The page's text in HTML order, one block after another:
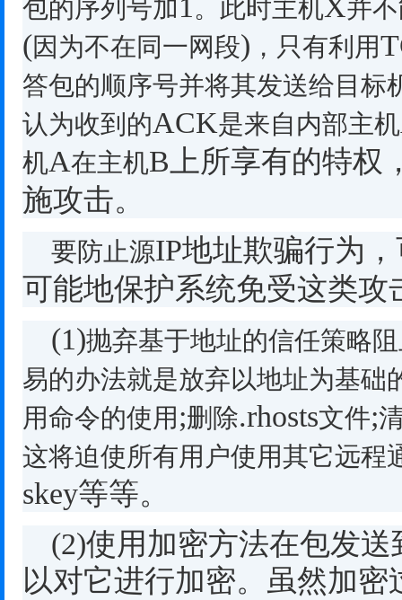
包的序列号加1 。此时主机X并
(因为不在同一网段) ，只有利用
答包的顺序号并将其发送给目标
认为收到的ACK是来自内部主机
机A在主机B 上所享有的特
施攻击。
要防止源IP地址欺骗行为
可能地保护系统免受这类攻
(1)抛弃基于地址的信任策略
易的办法就是放弃以地址为基础
用命令的使用 ;删除.rhosts文件;
这将迫使所有用户使用其它远程
skey等等。
(2)使用加密方法在包发
以对它进行加密。虽然加